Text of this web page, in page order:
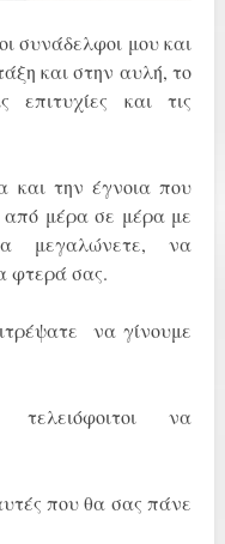
συνάδελφοι μου και
και στην αυλή, το
και τις
και την έγνοια που
από μέρα σε μέρα με
μεγαλώνετε, να
φτερά σας.
να γίνουμε
να
που θα σας πάνε